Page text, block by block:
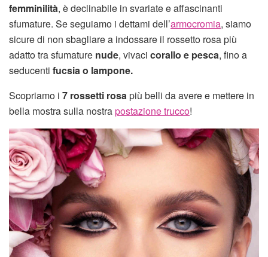
femminilità, è declinabile in svariate e affascinanti
sfumature. Se seguiamo i dettami dell’armocromia, siamo
sicure di non sbagliare a indossare il rossetto rosa più
adatto tra sfumature nude, vivaci corallo e pesca, fino a
seducenti fucsia o lampone.
Scopriamo i 7 rossetti rosapiù belli da avere e mettere in
bella mostra sulla nostrapostazione trucco!